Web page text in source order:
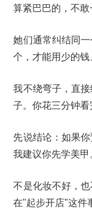
算紧巴巴的，不敢
她们通常纠结同
个，才能用少的
我不绕弯子，直
子。你花三分钟看
先说结论：如果
我建议你先学美甲
不是化妆不好，
在"起步开店"这件